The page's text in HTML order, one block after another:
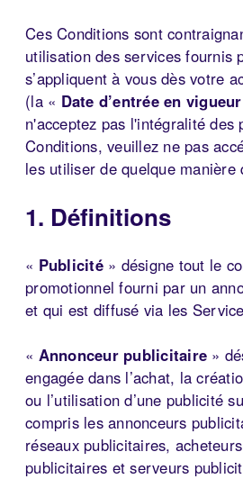
Ces Conditions sont
utilisation des services fournis
s’appliquent à vous dès votre
(la « Date d’entrée en vigueur
n'acceptez pas l'intégralité des
Conditions, veuillez ne pas
les utiliser de quelque manière
1. Définitions
« Publicité» désigne tout le
promotionnel fourni par un
et qui est diffusé via les
« Annonceur publicitaire »
engagée dans l’achat, la
ou l’utilisation d’une publicité
compris les annonceurs
réseaux publicitaires,
publicitaires et serveurs